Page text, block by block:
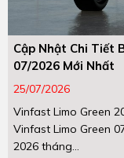
Cập Nhật Chi Tiết
07/2026 Mới Nhất
25/07/2026
Vinfast Limo Green
Vinfast Limo Green
2026 tháng...